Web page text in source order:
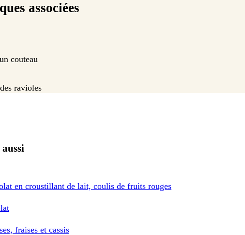
associées
couteau
ravioles
en croustillant de lait, coulis de fruits rouges
fraises et cassis